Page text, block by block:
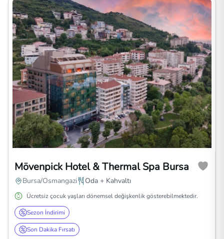
Mövenpick Hotel & Thermal Spa Bursa
Bursa/Osmangazi Oda + Kahvaltı
Ücretsiz çocuk yaşları dönemsel değişkenlik gösterebilmektedir.
Sezon İndirimi
Son Dakika Fırsatı